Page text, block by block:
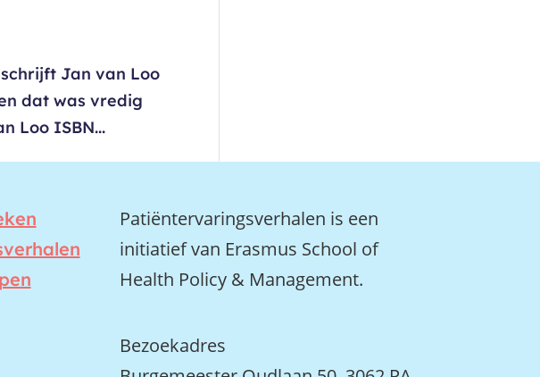
Jan van Loo
dat was vredig
Loo ISBN...
Patiëntervaringsverhalen is een
initiatief van Erasmus School of
Health Policy & Management.
Bezoekadres